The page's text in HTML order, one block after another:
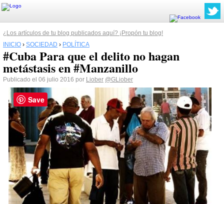
¿Los artículos de tu blog publicados aquí? ¡Propón tu blog!
INICIO › SOCIEDAD › POLÍTICA
#Cuba Para que el delito no hagan
metástasis en #Manzanillo
Publicado el 06 julio 2016 por Liober @GLiober
Save